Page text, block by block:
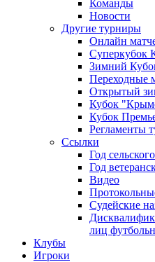
Команды
Новости
Другие турниры
Онлайн
Суперкубок
Зимний
Переходные
Открытый
Кубок
Кубок
Регламенты
Ссылки
Год
Год
Видео
Судейские
лиц
Клубы
Игроки